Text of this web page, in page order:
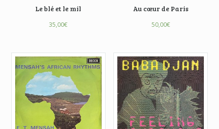
Le blé et le mil
35,00€
Au cœur de Paris
50,00€